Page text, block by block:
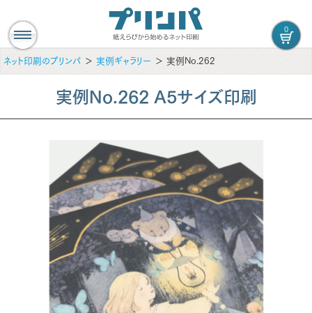
0
ネット印刷のプリンパ 実例ギャラリー 実例No.262
実例No.262 A5サイズ印刷